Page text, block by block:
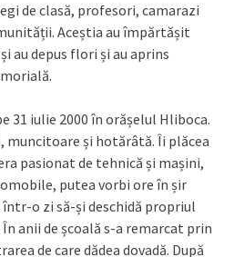
de clasă, profesori, camarazi
Aceștia au împărtășit
au depus flori și au aprins
31 iulie 2000 în orășelul Hliboca.
muncitoare și hotărâtă. Îi plăcea
pasionat de tehnică și mașini,
putea vorbi ore în șir
o zi să-și deschidă propriul
anii de școală s-a remarcat prin
de care dădea dovadă. După